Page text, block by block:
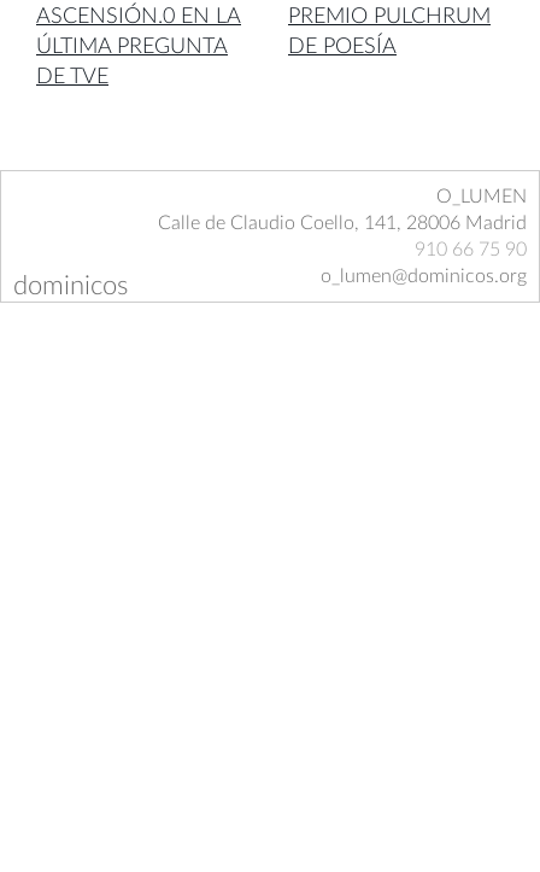
ASCENSIÓN.0 EN LA
ÚLTIMA PREGUNTA
DE TVE
PREMIO PULCHRUM
DE POESÍA
dominicos
O_LUMEN
Calle de Claudio Coello, 141, 28006 Madrid
910 66 75 90
o_lumen@dominicos.org